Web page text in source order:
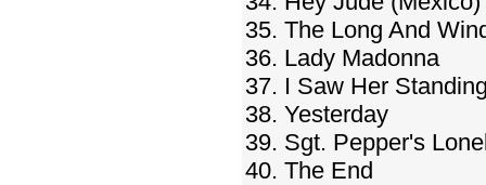
35. The Long And
36. Lady Madonna
37. I Saw Her
38. Yesterday
39. Sgt. Pepper's
40. The End